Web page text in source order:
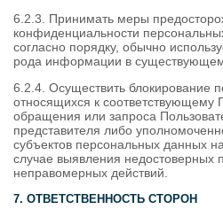
6.2.3. Принимать меры
конфиденциальности
согласно порядку, обычно
рода информации в
6.2.4. Осуществить блокирование
относящихся к соответствующему
обращения или запроса
представителя либо
субъектов персональных данных
случае выявления недостоверных
неправомерных действий.
7. ОТВЕТСТВЕННОСТЬ СТОРОН